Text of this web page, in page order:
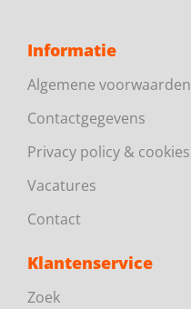
Informatie
Algemene voorwaarden
Contactgegevens
Privacy policy & cookies
Vacatures
Contact
Klantenservice
Zoek